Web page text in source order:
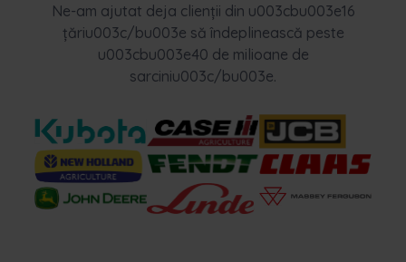
Ne-am ajutat deja clienții din u003cbu003e16
țăriu003c/bu003e să îndeplinească peste
u003cbu003e40 de milioane de
sarciniu003c/bu003e.